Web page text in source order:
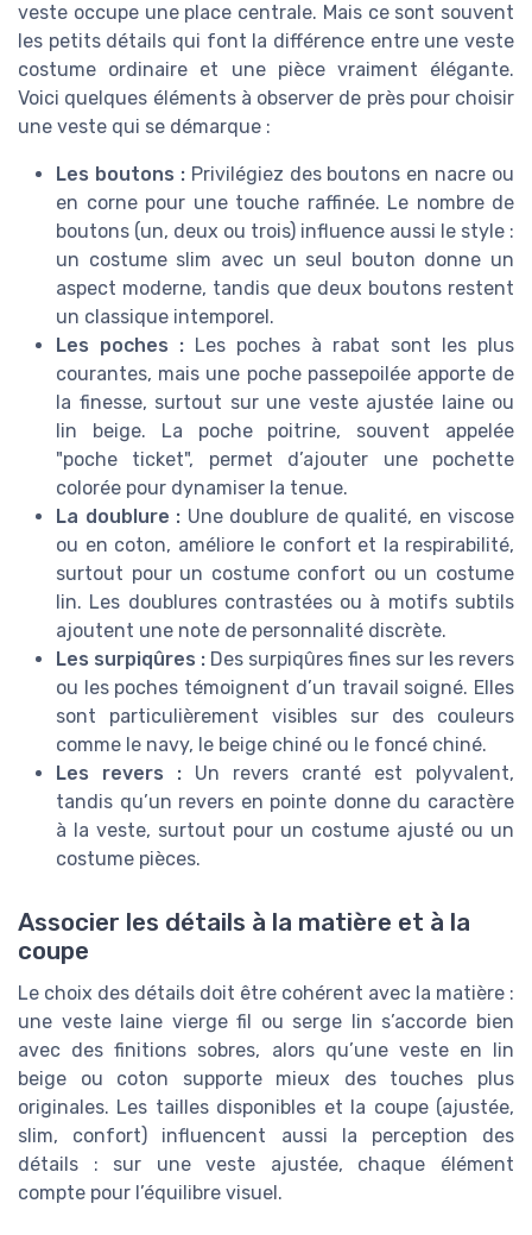
veste occupe une place centrale. Mais ce sont souvent
les petits détails qui font la différence entre une veste
costume ordinaire et une pièce vraiment élégante.
Voici quelques éléments à observer de près pour choisir
une veste qui se démarque :
Les boutons :Privilégiez des boutons en nacre ou
en corne pour une touche raffinée. Le nombre de
boutons (un, deux ou trois) influence aussi le style :
un costume slim avec un seul bouton donne un
aspect moderne, tandis que deux boutons restent
un classique intemporel.
Les poches : Les poches à rabat sont les plus
courantes, mais une poche passepoilée apporte de
la finesse, surtout sur une veste ajustée laine ou
lin beige. La poche poitrine, souvent appelée
"poche ticket", permet d’ajouter une pochette
colorée pour dynamiser la tenue.
La doublure : Une doublure de qualité, en viscose
ou en coton, améliore le confort et la respirabilité,
surtout pour un costume confort ou un costume
lin. Les doublures contrastées ou à motifs subtils
ajoutent une note de personnalité discrète.
Les surpiqûres : Des surpiqûres fines sur les revers
ou les poches témoignent d’un travail soigné. Elles
sont particulièrement visibles sur des couleurs
comme le navy, le beige chiné ou le foncé chiné.
Les revers : Un revers cranté est polyvalent,
tandis qu’un revers en pointe donne du caractère
à la veste, surtout pour un costume ajusté ou un
costume pièces.
Associer les détails à la matière et à la
coupe
Le choix des détails doit être cohérent avec la matière :
une veste laine vierge fil ou serge lin s’accorde bien
avec des finitions sobres, alors qu’une veste en lin
beige ou coton supporte mieux des touches plus
originales. Les tailles disponibles et la coupe (ajustée,
slim, confort) influencent aussi la perception des
détails : sur une veste ajustée, chaque élément
compte pour l’équilibre visuel.